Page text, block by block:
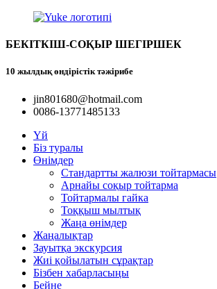
БЕКІТКІШ-СОҚЫР ШЕГІРШЕК
10 жылдық өндірістік тәжірибе
jin801680@hotmail.com
0086-13771485133
Үй
Біз туралы
Өнімдер
Стандартты жалюзи тойтармасы
Арнайы соқыр тойтарма
Тойтармалы гайка
Тоққыш мылтық
Жаңа өнімдер
Жаңалықтар
Зауытқа экскурсия
Жиі қойылатын сұрақтар
Бізбен хабарласыңы
Бейне